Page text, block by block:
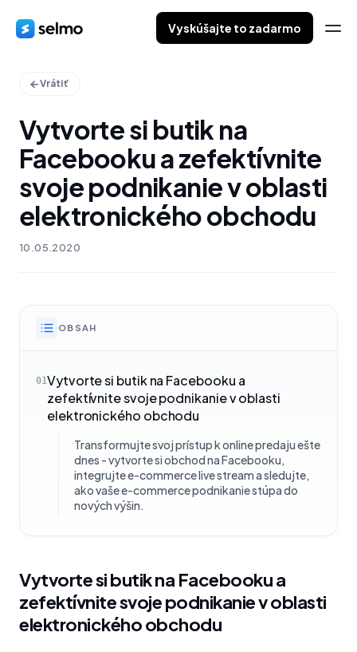
Vyskúšajte to zadarmo
Vrátiť
Vytvorte si butik na
Facebooku a zefektívnite
svoje podnikanie v oblasti
elektronického obchodu
10.05.2020
OBSAH
01Vytvorte si butik na Facebooku a
zefektívnite svoje podnikanie v oblasti
elektronického obchodu
Transformujte svoj prístup k online predaju ešte
dnes - vytvorte si obchod na Facebooku,
integrujte e-commerce live stream a sledujte,
ako vaše e-commerce podnikanie stúpa do
nových výšin.
Vytvorte si butik na Facebooku a
zefektívnite svoje podnikanie v oblasti
elektronického obchodu